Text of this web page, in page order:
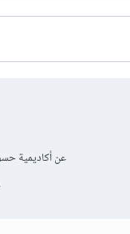
عن أكاديمية